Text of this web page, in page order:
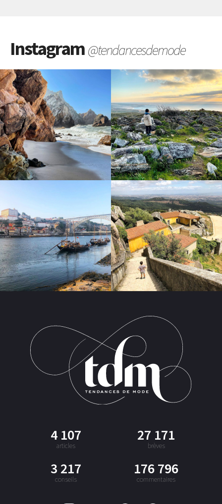
Instagram@tendancesdemode
4 107
articles
27 171
brèves
3 217
conseils
176 796
commentaires